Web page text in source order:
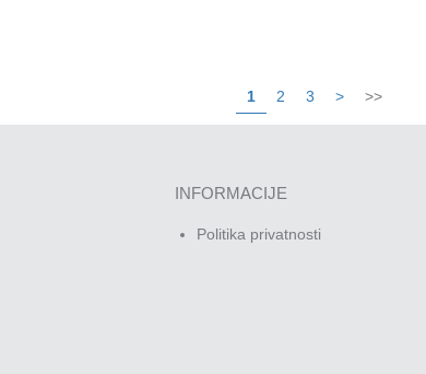
1 2 3 > >>
INFORMACIJE
Politika privatnosti